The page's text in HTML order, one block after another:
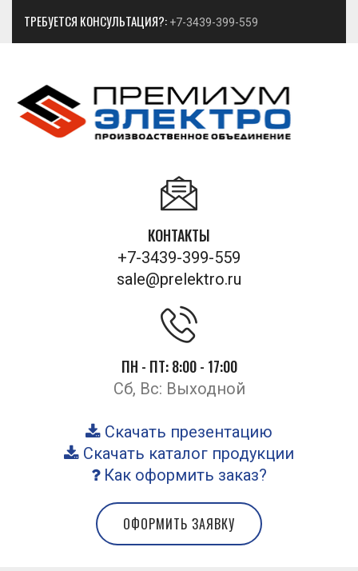
ТРЕБУЕТСЯ КОНСУЛЬТАЦИЯ?: +7-3439-399-559
КОНТАКТЫ
+7-3439-399-559
sale@prelektro.ru
ПН - ПТ: 8:00 - 17:00
Сб, Вс: Выходной
Скачать презентацию
Скачать каталог продукции
Как оформить заказ?
ОФОРМИТЬ ЗАЯВКУ